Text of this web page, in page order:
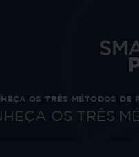
OS TRÊS MÉTODOS DE
OS TRÊS